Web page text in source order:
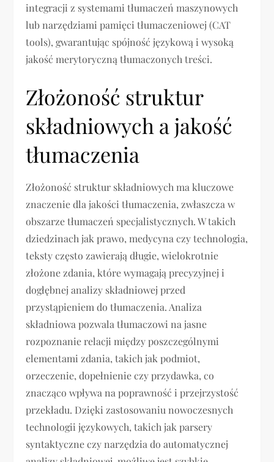
integracji z systemami tłumaczeń maszynowych
lub narzędziami pamięci tłumaczeniowej (CAT
tools), gwarantując spójność językową i wysoką
jakość merytoryczną tłumaczonych treści.
Złożoność struktur
składniowych a jakość
tłumaczenia
Złożoność struktur składniowych ma kluczowe
znaczenie dla jakości tłumaczenia, zwłaszcza w
obszarze tłumaczeń specjalistycznych. W takich
dziedzinach jak prawo, medycyna czy technologia,
teksty często zawierają długie, wielokrotnie
złożone zdania, które wymagają precyzyjnej i
dogłębnej analizy składniowej przed
przystąpieniem do tłumaczenia. Analiza
składniowa pozwala tłumaczowi na jasne
rozpoznanie relacji między poszczególnymi
elementami zdania, takich jak podmiot,
orzeczenie, dopełnienie czy przydawka, co
znacząco wpływa na poprawność i przejrzystość
przekładu. Dzięki zastosowaniu nowoczesnych
technologii językowych, takich jak parsery
syntaktyczne czy narzędzia do automatycznej